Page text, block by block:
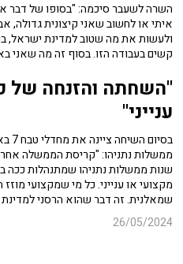
השרה לשעבר סיכמה: "בסופו של דבר
איתי או לחשוב שאני קיצונית גדולה,
ולעשות את מה שטוב למדינת ישראל,
קשים בעבודה הזו. בסוף זה מה שאני
"השחתה והזנחה של
ענייני"
שנות ממשלות נתניהו שמתנהלות ככה
מקצועי או ענייני. כל מי שמקצועי
שמאלנית. זה דבר שהוא הרסני
26/05/2024